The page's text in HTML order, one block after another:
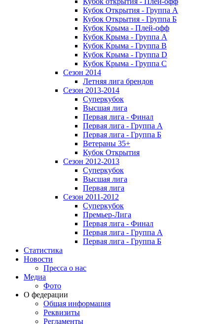
Кубок Открытия - Группа А
Кубок Открытия - Группа Б
Кубок Крыма - Плей-офф
Кубок Крыма - Группа A
Кубок Крыма - Группа B
Кубок Крыма - Группа D
Кубок Крыма - Группа C
Сезон 2014
Летняя лига брендов
Сезон 2013-2014
Суперкубок
Высшая лига
Первая лига - Финал
Первая лига - Группа А
Первая лига - Группа Б
Ветераны 35+
Кубок Открытия
Сезон 2012-2013
Суперкубок
Высшая лига
Первая лига
Сезон 2011-2012
Суперкубок
Премьер-Лига
Первая лига - Финал
Первая лига - Группа А
Первая лига - Группа Б
Статистика
Новости
Пресса о нас
Медиа
Фото
О федерации
Общая информация
Реквизиты
Регламенты